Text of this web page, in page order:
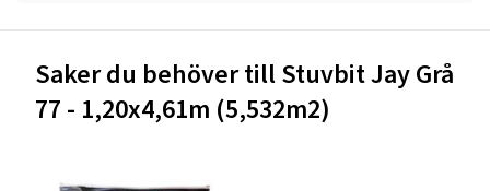
Saker du behöver till Stuvbit Jay Grå
77 - 1,20x4,61m (5,532m2)